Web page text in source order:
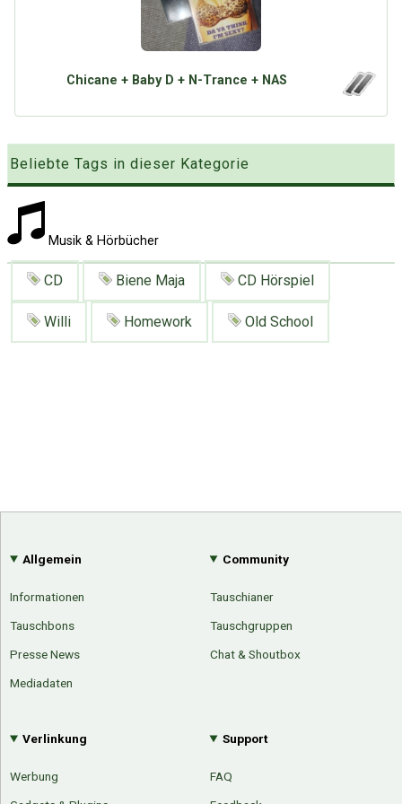
Google
Zufallsartikel
Kategoriewolke
Chicane + Baby D + N-Trance + NAS
Beliebte Tags in dieser Kategorie
Musik & Hörbücher
CD Biene Maja CD Hörspiel
Willi Homework Old School
Allgemein
Informationen
Tauschbons
Presse News
Mediadaten
Community
Tauschianer
Tauschgruppen
Chat & Shoutbox
Verlinkung
Werbung
Support
FAQ